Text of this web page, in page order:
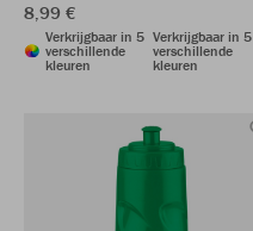
8,99 €
Verkrijgbaar in 5
verschillende
kleuren
Verkrijgbaar in 5
verschillende
kleuren